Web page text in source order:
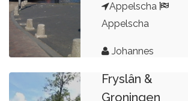
Appelscha
Appelscha
Johannes
Fryslân &
Groningen